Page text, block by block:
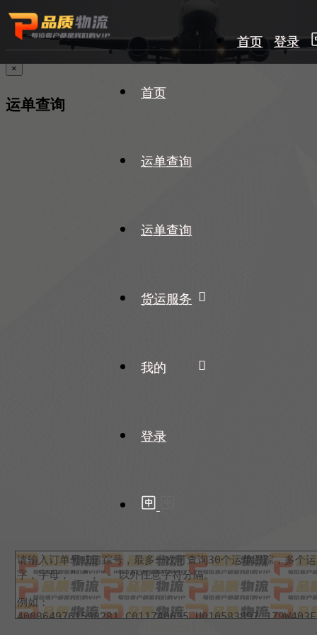
首页 登录
首页
运单查询
运单查询
货运服务
我的
登录
×
运单查询